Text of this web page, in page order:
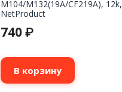
M104/M132(19A/CF219A), 12k,
NetProduct
740 ₽
В корзину